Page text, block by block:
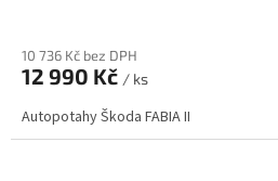
10 736 Kč bez DPH
12 990 Kč / ks
Autopotahy Škoda FABIA II